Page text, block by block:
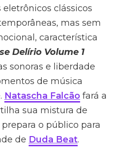
clássicos
mas sem
característica
Delírio Volume 1
sonoras e liberdade
de música
Natascha Falcão fará a
sua mistura de
o público para
de Duda Beat.